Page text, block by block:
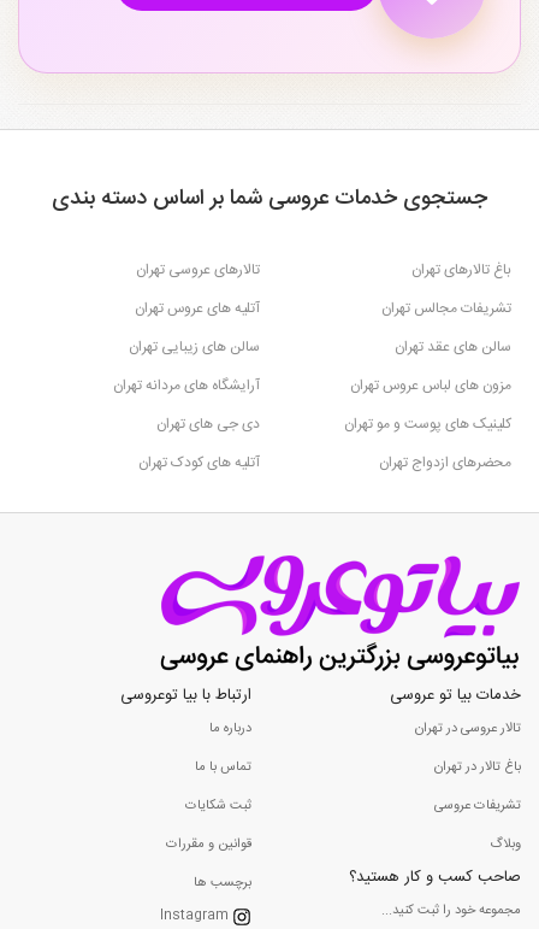
جستجوی خدمات عروسی شما بر اساس دسته بندی
باغ تالارهای تهران
تالارهای عروسی تهران
تشریفات مجالس تهران
آتلیه های عروس تهران
سالن های عقد تهران
سالن های زیبایی تهران
مزون های لباس عروس تهران
آرایشگاه های مردانه تهران
کلینیک های پوست و مو تهران
دی جی های تهران
محضرهای ازدواج تهران
آتلیه های کودک تهران
خدمات بیا تو عروسی
تالار عروسی در تهران
باغ تالار در تهران
تشریفات عروسی
وبلاگ
صاحب کسب و کار هستید؟
مجموعه خود را ثبت کنید...
ارتباط با بیا توعروسی
درباره ما
تماس با ما
ثبت شکایات
قوانین و مقررات
برچسب ها
Instagram